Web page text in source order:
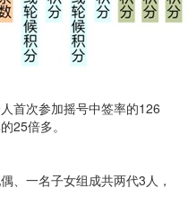
首次参加摇号中签率的126
25倍多。
、一名子女组成共两代3人，